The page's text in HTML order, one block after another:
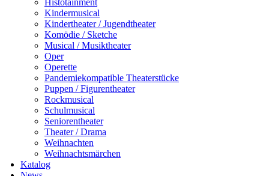
Histotainment
Kindermusical
Kindertheater / Jugendtheater
Komödie / Sketche
Musical / Musiktheater
Oper
Operette
Pandemiekompatible Theaterstücke
Puppen / Figurentheater
Rockmusical
Schulmusical
Seniorentheater
Theater / Drama
Weihnachten
Weihnachtsmärchen
Katalog